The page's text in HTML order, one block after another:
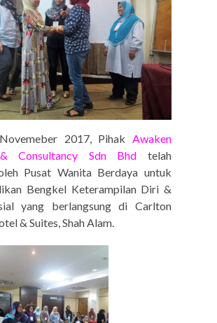
2017, Pihak Awaken
& Consultancy Sdn Bhd
telah
Pusat Wanita Berdaya untuk
Bengkel Keterampilan Diri &
yang berlangsung di Carlton
& Suites, Shah Alam.